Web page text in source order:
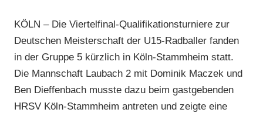
Laubach
Vereine
KÖLN – Die Viertelfinal-Qualifikationsturniere zur
Deutschen Meisterschaft der U15-Radballer fanden
in der Gruppe 5 kürzlich in Köln-Stammheim statt.
Die Mannschaft Laubach 2 mit Dominik Maczek und
Ben Dieffenbach musste dazu beim gastgebenden
HRSV Köln-Stammheim antreten und zeigte eine